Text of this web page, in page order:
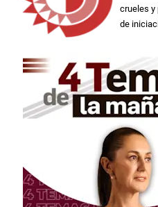
crueles y
de